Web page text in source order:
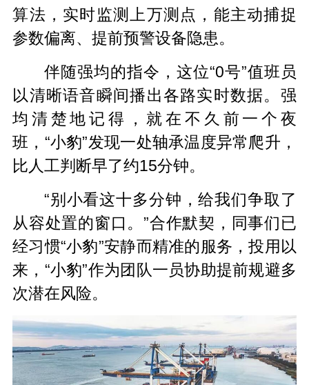
算法，实时监测上万测点，能主动捕捉
参数偏离、提前预警设备隐患。
伴随强均的指令，这位“0号”值班员
以清晰语音瞬间播出各路实时数据。强
均清楚地记得，就在不久前一个夜
班，“小豹”发现一处轴承温度异常爬升，
比人工判断早了约15分钟。
“别小看这十多分钟，给我们争取了
从容处置的窗口。”合作默契，同事们已
经习惯“小豹”安静而精准的服务，投用以
来，“小豹”作为团队一员协助提前规避多
次潜在风险。